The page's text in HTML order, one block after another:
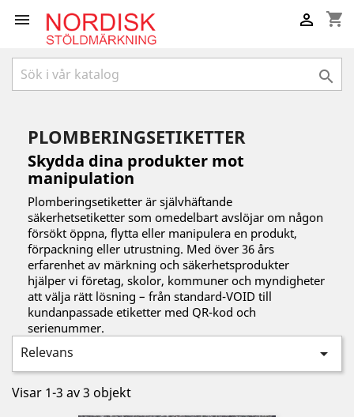
 shopping_cart


PLOMBERINGSETIKETTER
Skydda dina produkter mot
manipulation
Plomberingsetiketter är självhäftande
säkerhetsetiketter som omedelbart avslöjar om någon
försökt öppna, flytta eller manipulera en produkt,
förpackning eller utrustning. Med över 36 års
erfarenhet av märkning och säkerhetsprodukter
hjälper vi företag, skolor, kommuner och myndigheter
att välja rätt lösning – från standard-VOID till
kundanpassade etiketter med QR-kod och
serienummer.
Relevans 
Visar 1-3 av 3 objekt